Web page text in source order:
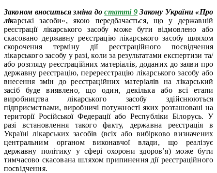
Законом вноситься зміна достатті 9 Закону України «Про
лікарські засоби», якою передбачається, що у державній
реєстрації лікарського засобу може бути відмовлено або
скасовано державну реєстрацію лікарського засобу шляхом
скорочення терміну дії реєстраційного посвідчення
лікарського засобу у разі, коли за результатами експертизи та/
або розгляду реєстраційних матеріалів, доданих до заяви про
державну реєстрацію, перереєстрацію лікарського засобу або
внесення змін до реєстраційних матеріалів на лікарський
засіб буде виявлено, що один, декілька або всі етапи
виробництва лікарського засобу здійснюються
підприємствами, виробничі потужності яких розташовані на
території Російської Федерації або Республіки Білорусь. У
разі встановлення такого факту, державна реєстрація в
Україні лікарських засобів (всіх або вибірково визначених
центральним органом виконавчої влади, що реалізує
державну політику у сфері охорони здоров’я) може бути
тимчасово скасована шляхом припинення дії реєстраційного
посвідчення.